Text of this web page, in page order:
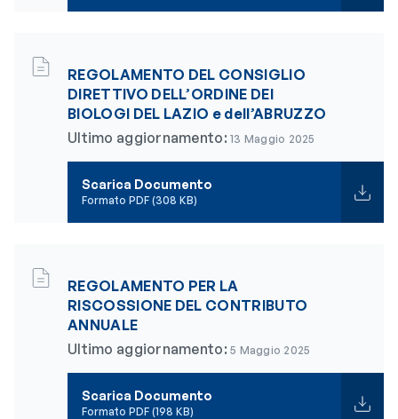
REGOLAMENTO DEL CONSIGLIO
DIRETTIVO DELL’ORDINE DEI
BIOLOGI DEL LAZIO e dell’ABRUZZO
Ultimo aggiornamento:13 Maggio 2025
Scarica Documento
Formato PDF (308 KB)
REGOLAMENTO PER LA
RISCOSSIONE DEL CONTRIBUTO
ANNUALE
Ultimo aggiornamento:5 Maggio 2025
Scarica Documento
Formato PDF (198 KB)